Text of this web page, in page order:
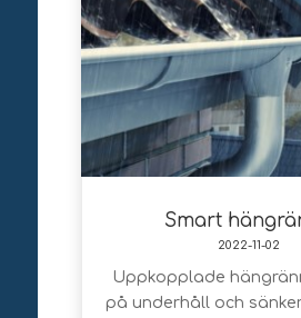
Smart
2022-11-02
Uppkopplade
på underhåll och